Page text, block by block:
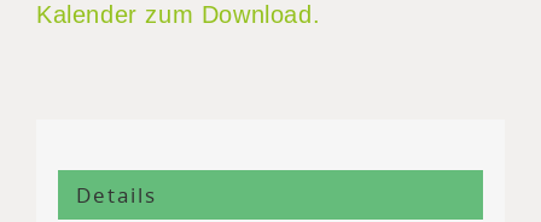
Kalender zum Download.
Details